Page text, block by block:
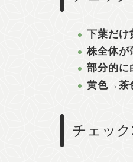
下葉だけ
株全体が
部分的
黄色→茶
チェッ